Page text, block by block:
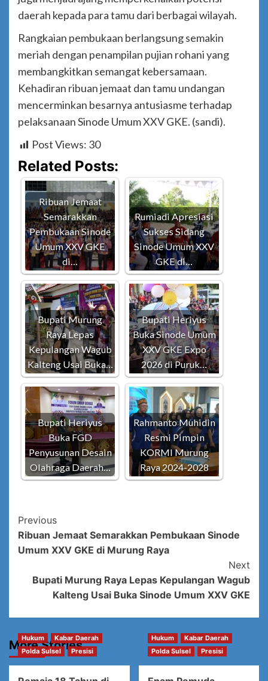
daerah kepada para tamu dari berbagai wilayah.
Rangkaian pembukaan berlangsung semakin
meriah dengan penampilan pujian rohani yang
membangkitkan semangat kebersamaan.
Kehadiran ribuan jemaat dan tamu undangan
mencerminkan besarnya antusiasme terhadap
pelaksanaan Sinode Umum XXV GKE. (sandi).
Post Views: 30
Related Posts:
Ribuan Jemaat
Semarakkan
Pembukaan Sinode
Umum XXV GKE
di…
Rumiadi Apresiasi
Sukses Sidang
Sinode Umum XXV
GKE di…
Bupati Murung
Raya Lepas
Kepulangan Wagub
Kalteng Usai Buka…
Bupati Heriyus
Buka Sinode Umum
XXV GKE Expo
2026 di Puruk…
Bupati Heriyus
Buka FGD
Penyusunan Desain
Olahraga Daerah…
Rahmanto Muhidin
Resmi Pimpin
KORMI Murung
Raya 2024-2028
Post
Navigation
Previous
Ribuan Jemaat Semarakkan Pembukaan Sinode
Umum XXV GKE di Murung Raya
Next
Bupati Murung Raya Lepas Kepulangan Wagub
Kalteng Usai Buka Sinode Umum XXV GKE
More Stories
Hukum
Kabar Daerah
Polda Sulsel
Presisi
Hukum
Kabar Daerah
Polda Sulsel
Presisi